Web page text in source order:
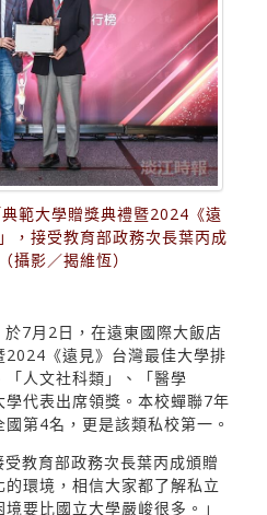
範大學贈獎典禮暨2024《遠
，接受教育部政務次長葉丙成
攝影／揭維恆）
於7月2日，在遠東國際大飯店
《遠見》台灣最佳大學排
人文社科類」、「醫學
代表出席領獎。本校蟬聯7年
第4名，更是該類私校第一。
教育部政務次長葉丙成頒贈
環境，相信大家都了解私立
要比國立大學嚴峻很多。」